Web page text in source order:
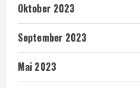
Oktober 2023
September 2023
Mai 2023